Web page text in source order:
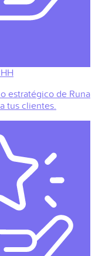
estratégico de Runa
tus clientes.